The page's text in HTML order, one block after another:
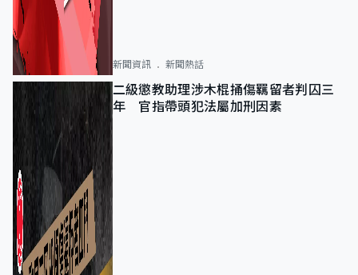
新聞資訊 新聞熱話
二級懲教助理涉木棍捅傷羈留者判囚三
年 官指帶頭犯法屬加刑因素